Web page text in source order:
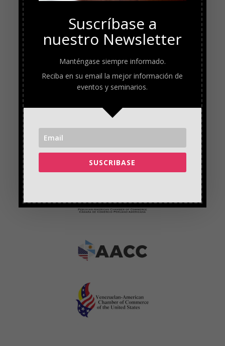
Suscríbase a
nuestro Newsletter
Manténgase siempre informado.
Reciba en su email la mejor información de
eventos y seminarios.
SUSCRIBASE